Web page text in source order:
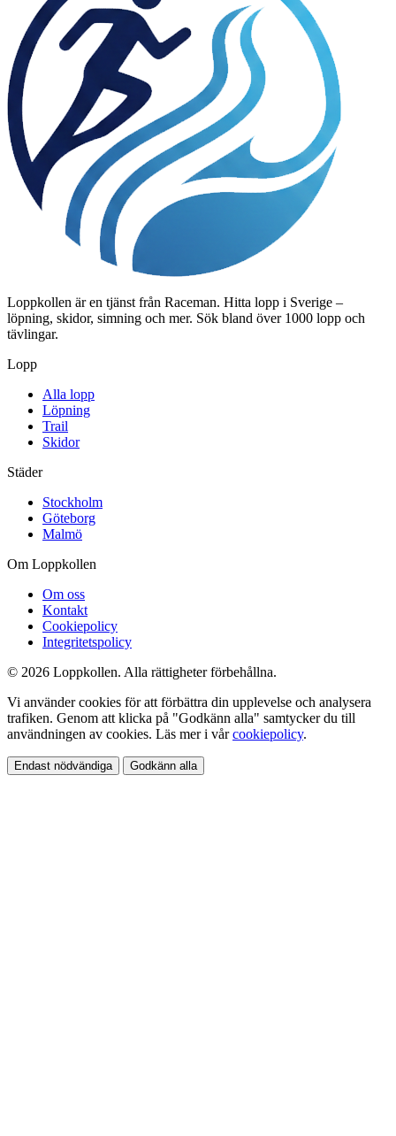
Loppkollen är en tjänst från Raceman. Hitta lopp i Sverige –
löpning, skidor, simning och mer. Sök bland över 1000 lopp och
tävlingar.
Lopp
Alla lopp
Löpning
Trail
Skidor
Städer
Stockholm
Göteborg
Malmö
Om Loppkollen
Om oss
Kontakt
Cookiepolicy
Integritetspolicy
© 2026 Loppkollen. Alla rättigheter förbehållna.
Vi använder cookies för att förbättra din upplevelse och analysera
trafiken. Genom att klicka på "Godkänn alla" samtycker du till
användningen av cookies. Läs mer i vårcookiepolicy.
Endast nödvändiga Godkänn alla